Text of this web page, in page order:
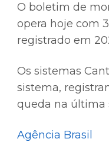
O boletim de
opera hoje com
registrado em
Os sistemas
sistema,
queda na última
Agência Brasil